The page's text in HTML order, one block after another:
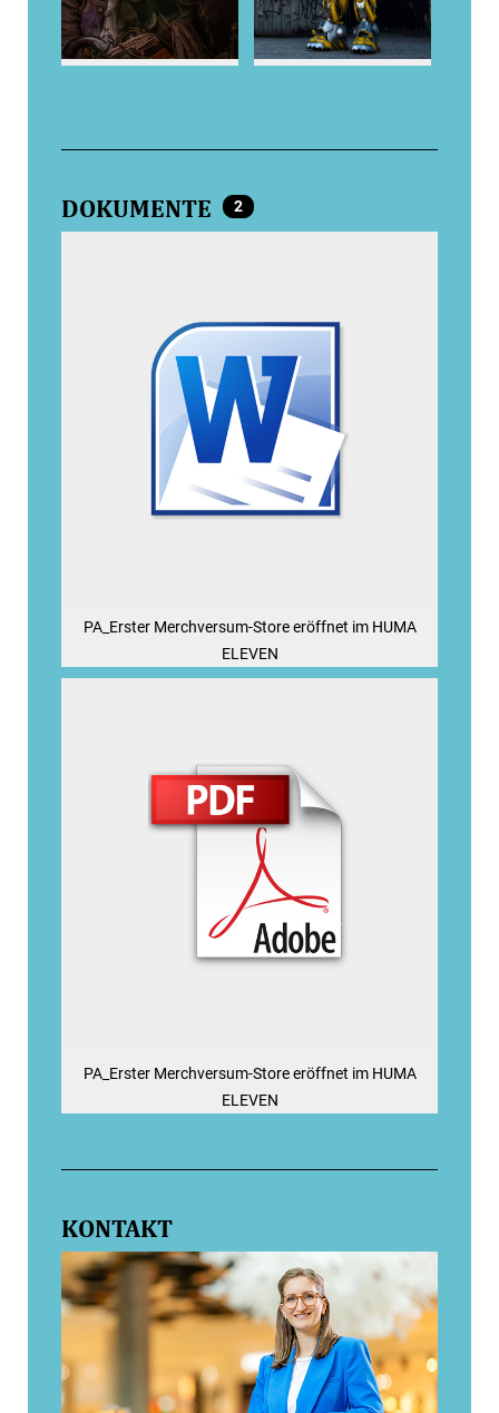
DOKUMENTE 2
PA_Erster Merchversum-Store eröffnet im HUMA
ELEVEN
PA_Erster Merchversum-Store eröffnet im HUMA
ELEVEN
KONTAKT